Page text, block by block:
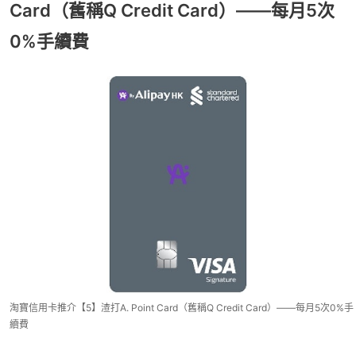
Card（舊稱Q Credit Card）——每月5次
0%手續費
淘寶信用卡推介【5】渣打A. Point Card（舊稱Q Credit Card）——每月5次0%手
續費